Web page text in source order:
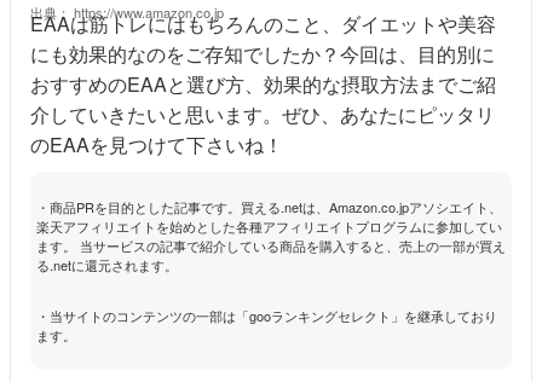
出典： https://www.amazon.co.jp
EAAは筋トレにはもちろんのこと、ダイエットや美容
にも効果的なのをご存知でしたか？今回は、目的別に
おすすめのEAAと選び方、効果的な摂取方法までご紹
介していきたいと思います。ぜひ、あなたにピッタリ
のEAAを見つけて下さいね！
・商品PRを目的とした記事です。買える.netは、Amazon.co.jpアソシエイト、
楽天アフィリエイトを始めとした各種アフィリエイトプログラムに参加してい
ます。 当サービスの記事で紹介している商品を購入すると、売上の一部が買え
る.netに還元されます。
・当サイトのコンテンツの一部は「gooランキングセレクト」を継承しており
ます。